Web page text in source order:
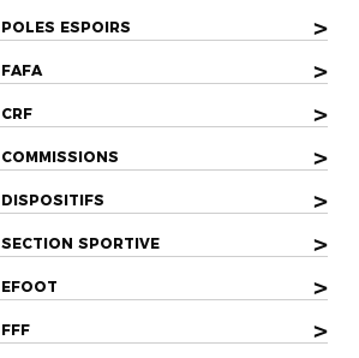
POLES ESPOIRS >
FAFA >
CRF >
COMMISSIONS >
DISPOSITIFS >
SECTION SPORTIVE >
EFOOT >
FFF >